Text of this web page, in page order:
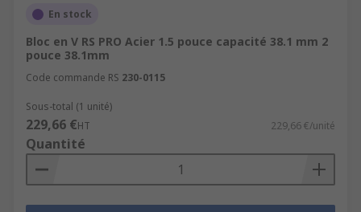
En stock
Bloc en V RS PRO Acier 1.5 pouce capacité 38.1 mm 2
pouce 38.1mm
Code commande RS 230-0115
Sous-total (1 unité)
229,66 €HT 229,66 €/unité
Quantité